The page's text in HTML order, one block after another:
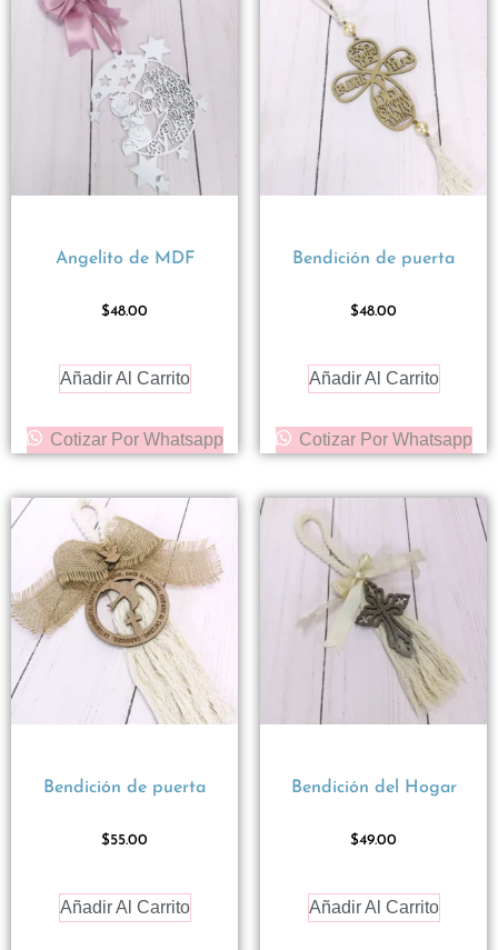
Angelito de MDF
$48.00
Añadir Al Carrito
Cotizar Por Whatsapp
Bendición de puerta
$48.00
Añadir Al Carrito
Cotizar Por Whatsapp
Bendición de puerta
$55.00
Añadir Al Carrito
Bendición del Hogar
$49.00
Añadir Al Carrito